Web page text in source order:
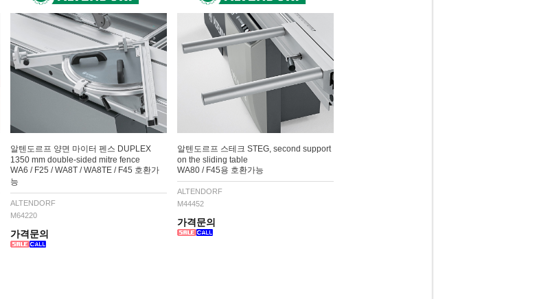
알텐도르프 양면 마이터 펜스 DUPLEX
1350 mm double-sided mitre fence
WA6 / F25 / WA8T / WA8TE / F45 호환가
능
ALTENDORF
M64220
가격문의
알텐도르프 스테크 STEG, second support
on the sliding table
WA80 / F45용 호환가능
ALTENDORF
M44452
가격문의